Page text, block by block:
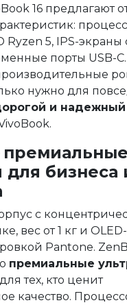
16 предлагают
Ryzen 5, IPS-экраны
порты USB-
нужно для
и надежный
для бизнеса
с
вес от 1 кг и
Pantone.
премиальные
тех, кто ценит
качество.